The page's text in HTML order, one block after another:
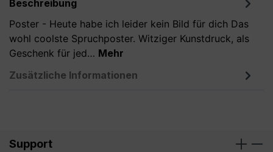
Beschreibung
Poster - Heute habe ich leider kein Bild für dich Das
wohl coolste Spruchposter. Witziger Kunstdruck, als
Geschenk für jed… Mehr
Zusätzliche Informationen
Support